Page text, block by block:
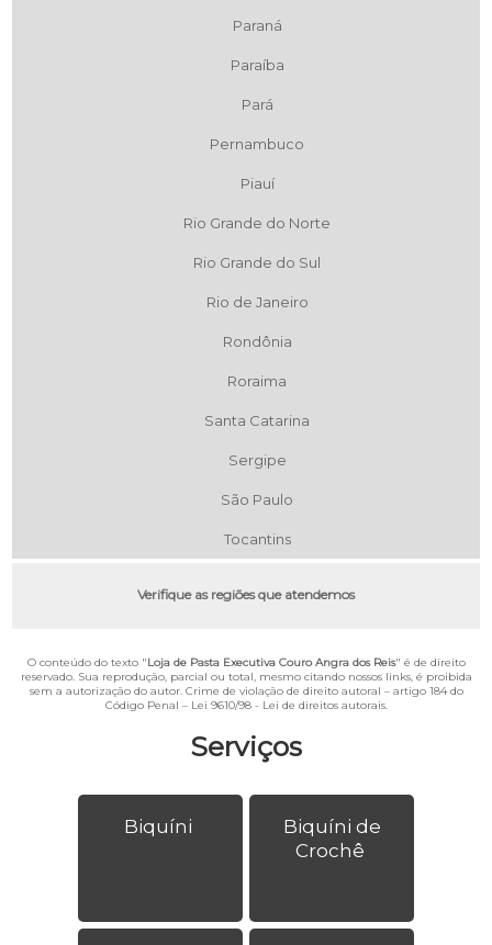
Serviços
Biquíni
Biquíni de
Crochê
Paraná
Paraíba
Pará
Pernambuco
Piauí
Rio Grande do Norte
Rio Grande do Sul
Rio de Janeiro
Rondônia
Roraima
Santa Catarina
Sergipe
São Paulo
Tocantins
Verifique as regiões que atendemos
O conteúdo do texto "Loja de Pasta Executiva Couro Angra dos Reis" é de direito
reservado. Sua reprodução, parcial ou total, mesmo citando nossos links, é proibida
sem a autorização do autor. Crime de violação de direito autoral – artigo 184 do
Código Penal – Lei 9610/98 - Lei de direitos autorais.